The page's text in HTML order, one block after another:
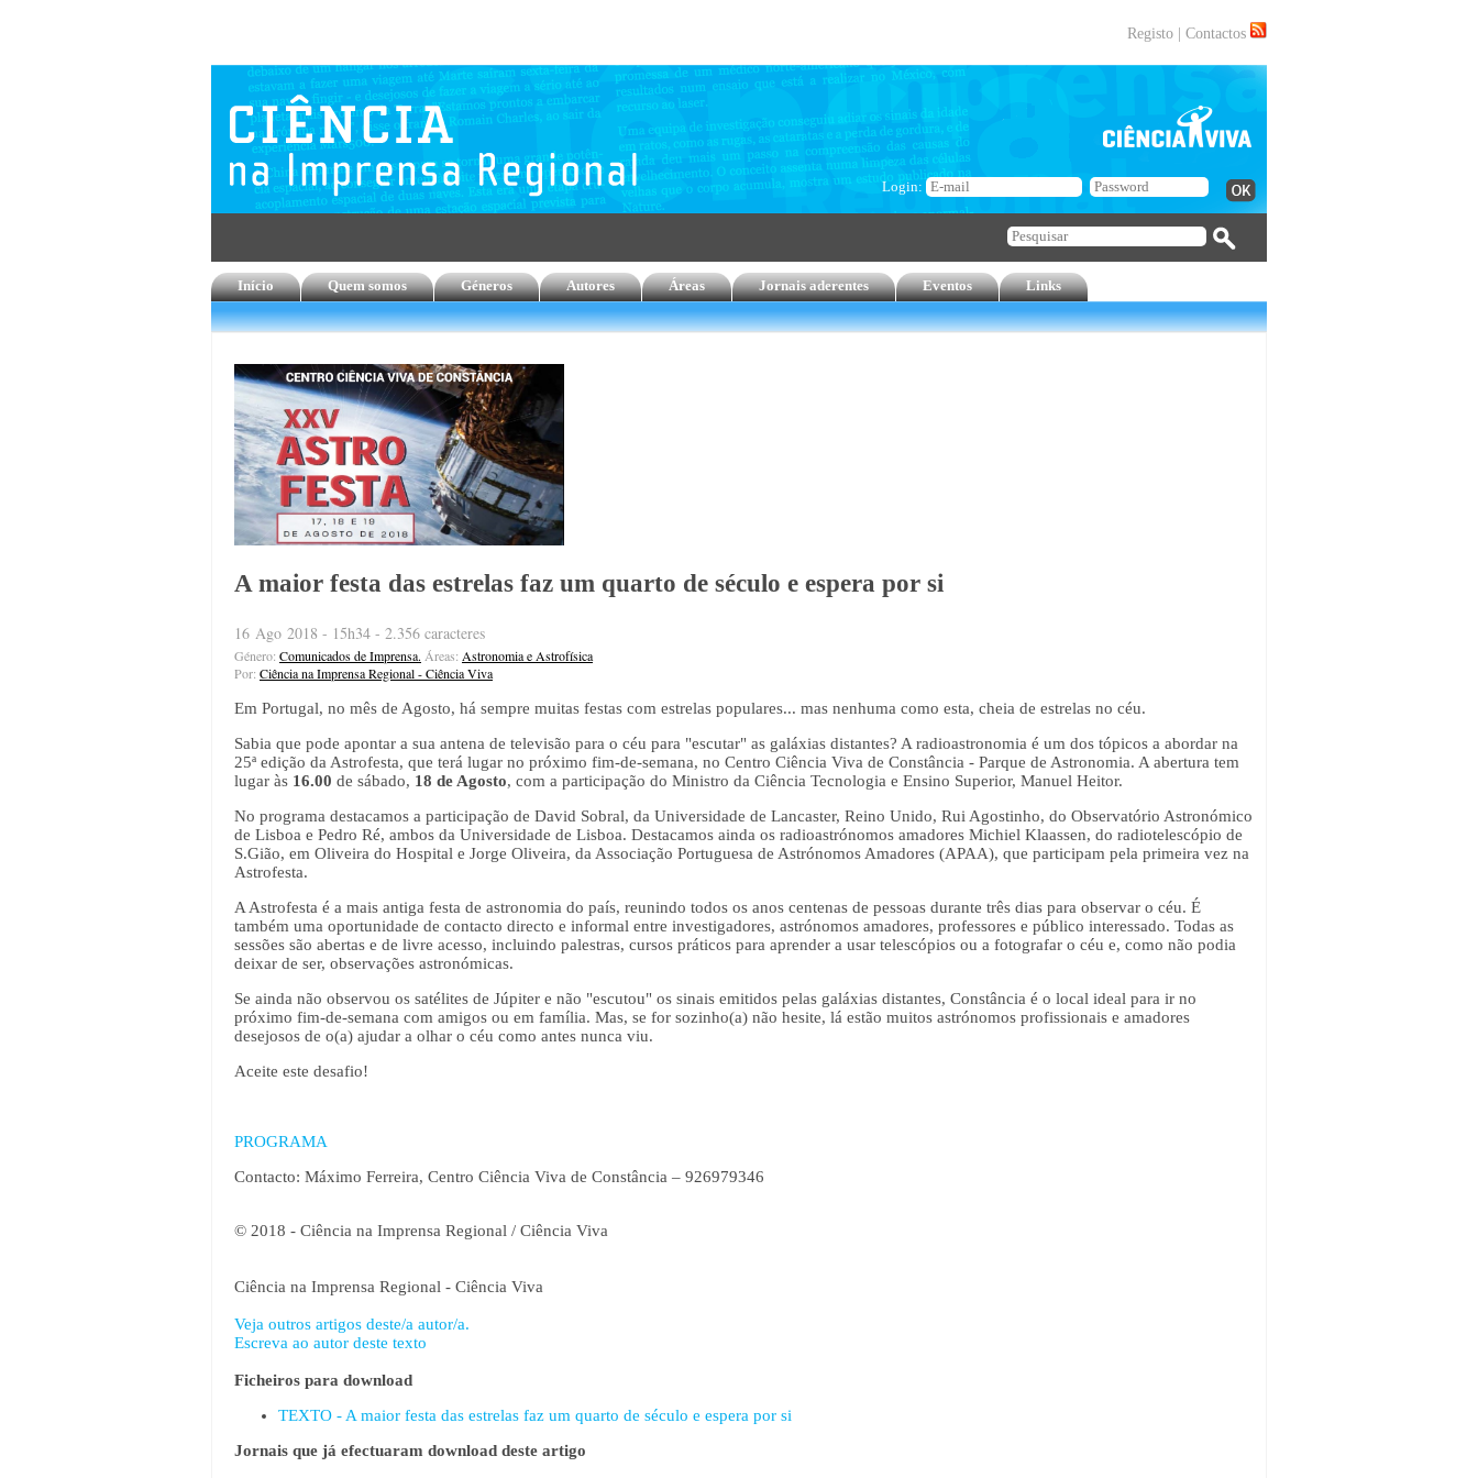
Registo Contactos
Login:
Início Quem somos Géneros Autores Áreas Jornais aderentes Eventos Links
A maior festa das estrelas faz um quarto de século e espera por si
16 Ago 2018 - 15h34 - 2.356 caracteres
Género: Comunicados de Imprensa. Áreas: Astronomia e Astrofísica
Por: Ciência na Imprensa Regional - Ciência Viva
Em Portugal, no mês de Agosto, há sempre muitas festas com estrelas populares... mas nenhuma como esta, cheia de estrelas no céu.
Sabia que pode apontar a sua antena de televisão para o céu para "escutar" as galáxias distantes? A radioastronomia é um dos tópicos a abordar na
25ª edição da Astrofesta, que terá lugar no próximo fim-de-semana, no Centro Ciência Viva de Constância - Parque de Astronomia. A abertura tem
lugar às 16.00 de sábado, 18 de Agosto, com a participação do Ministro da Ciência Tecnologia e Ensino Superior, Manuel Heitor.
No programa destacamos a participação de David Sobral, da Universidade de Lancaster, Reino Unido, Rui Agostinho, do Observatório Astronómico
de Lisboa e Pedro Ré, ambos da Universidade de Lisboa. Destacamos ainda os radioastrónomos amadores Michiel Klaassen, do radiotelescópio de
S.Gião, em Oliveira do Hospital e Jorge Oliveira, da Associação Portuguesa de Astrónomos Amadores (APAA), que participam pela primeira vez na
Astrofesta.
A Astrofesta é a mais antiga festa de astronomia do país, reunindo todos os anos centenas de pessoas durante três dias para observar o céu. É
também uma oportunidade de contacto directo e informal entre investigadores, astrónomos amadores, professores e público interessado. Todas as
sessões são abertas e de livre acesso, incluindo palestras, cursos práticos para aprender a usar telescópios ou a fotografar o céu e, como não podia
deixar de ser, observações astronómicas.
Se ainda não observou os satélites de Júpiter e não "escutou" os sinais emitidos pelas galáxias distantes, Constância é o local ideal para ir no
próximo fim-de-semana com amigos ou em família. Mas, se for sozinho(a) não hesite, lá estão muitos astrónomos profissionais e amadores
desejosos de o(a) ajudar a olhar o céu como antes nunca viu.
Aceite este desafio!
PROGRAMA
Contacto: Máximo Ferreira, Centro Ciência Viva de Constância – 926979346
© 2018 - Ciência na Imprensa Regional / Ciência Viva
Ciência na Imprensa Regional - Ciência Viva
Veja outros artigos deste/a autor/a.
Escreva ao autor deste texto
Ficheiros para download
TEXTO - A maior festa das estrelas faz um quarto de século e espera por si
Jornais que já efectuaram download deste artigo